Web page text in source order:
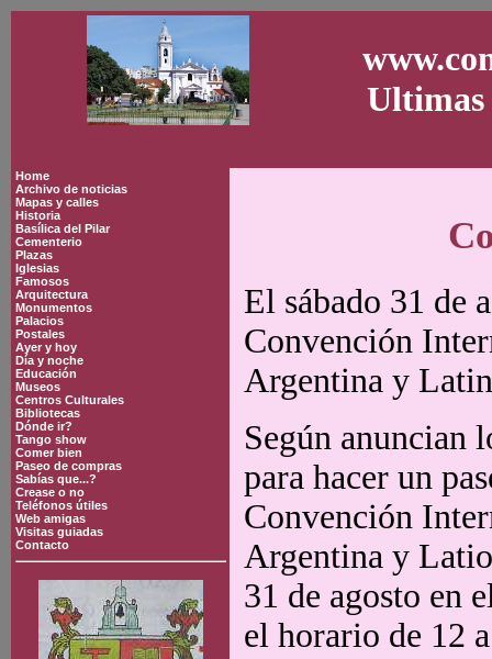
Ultimas
Home
Archivo de noticias
Mapas y calles
Historia
Basílica del Pilar
Cementerio
Plazas
Iglesias
Famosos
Arquitectura
Monumentos
Palacios
Postales
Ayer y hoy
Día y noche
Educación
Museos
Centros Culturales
Bibliotecas
Dónde ir?
Tango show
Comer bien
Paseo de compras
Sabías que...?
Crease o no
Teléfonos útiles
Web amigas
Visitas guiadas
Contacto
El sábado 31 de
Convención
Argentina y
Según anuncian
para hacer un
Convención
Argentina y
31 de agosto en
el horario de 12